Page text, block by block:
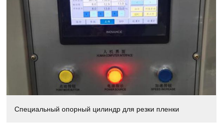
Специальный опорный цилиндр для резки пленки